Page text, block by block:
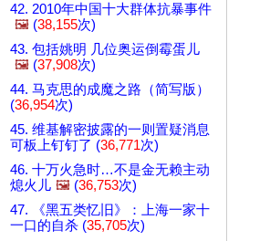
42. 2010年中国十大群体抗暴事件
🖼️ (38,155次)
43. 包括姚明 几位奥运倒霉蛋儿
🖼️ (37,908次)
44. 马克思的成魔之路（简写版）
(36,954次)
45. 维基解密披露的一则置疑消息
可板上钉钉了 (36,771次)
46. 十万火急时…不是金无赖主动
熄火儿 🖼️ (36,753次)
47. 《黑五类忆旧》：上海一家十
一口的自杀 (35,705次)